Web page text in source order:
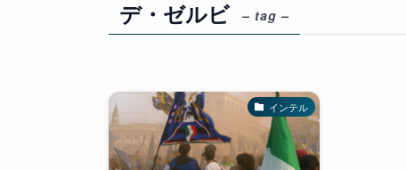
デ・ゼルビ – tag –
インテル